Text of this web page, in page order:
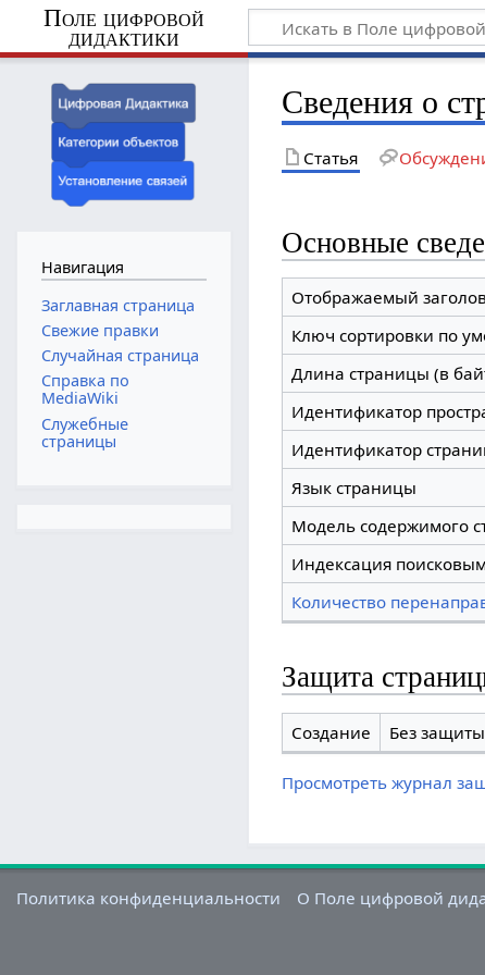
Поле цифровой
дидактики
Сведения о
Статья
Основные
Отображаемый
Ключ сортировки по
Длина страницы (в
Идентификатор
Идентификатор
Язык страницы
Модель содержимого
Индексация
Количество
Защита
Создание Без
Просмотреть журнал
Навигация
Заглавная страница
Свежие правки
Случайная страница
Справка по
MediaWiki
Служебные
страницы
Политика конфиденциальности О Поле цифровой